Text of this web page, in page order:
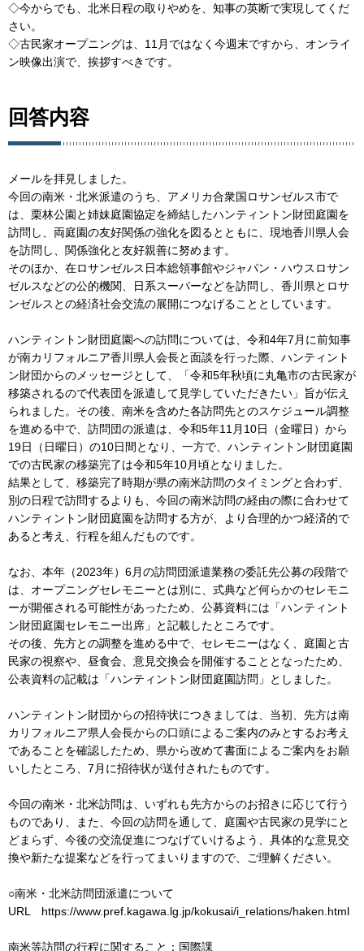
◇今からでも、北米日程の取りやめを、知事の英断で実現してくだ
さい。
◇古民家オープニングは、11月ではなく今週末ですから、オンライ
ン映像出演で、挨拶すべきです。
回答内容
メールを拝見しました。
今回の南米・北米派遣のうち、アメリカ合衆国ロサンゼルス市で
は、栗林公園と姉妹庭園協定を締結したハンティントン財団庭園を
訪問し、両庭園の友好関係の強化を図るとともに、現地香川県人会
を訪問し、関係強化と友好親善に努めます。
そのほか、在ロサンゼルス日本総領事館やジャパン・ハウスロサン
ゼルスなどの公的機関、日系スーパーなどを訪問し、香川県とロサ
ンゼルスとの経済社会交流の展開につなげることとしています。
ハンティントン財団庭園への訪問については、令和4年7月に前知事
が南カリフォルニア香川県人会長と面談を行った際、ハンティント
ン財団からのメッセージとして、「令和5年秋頃に丸亀市の古民家が
移築されるので代表団を派遣して見学していただきたい」旨が伝え
られました。その後、南米を含めた各訪問先とのスケジュール調整
を進める中で、訪問団の派遣は、令和5年11月10日（金曜日）から
19日（日曜日）の10日間となり、一方で、ハンティントン財団庭園
での古民家の移築完了は令和5年10月頃となりました。
結果として、移築完了時期が県の南米訪問のタイミングと合わず、
別の日程で訪問するよりも、今回の南米訪問の経由の際に合わせて
ハンティントン財団庭園を訪問する方が、より合理的かつ経済的で
あると考え、行程を組んだものです。
なお、本年（2023年）6月の訪問団派遣業務の委託先公募の段階で
は、オープニングセレモニーとは別に、式典など何らかのセレモニ
ーが開催される可能性があったため、公募資料には「ハンティント
ン財団庭園セレモニー出席」と記載したところです。
その後、先方との調整を進める中で、セレモニーはなく、庭園と古
民家の視察や、昼食会、意見交換会を開催することとなったため、
公表資料の記載は「ハンティントン財団庭園訪問」としました。
ハンティントン財団からの招待状につきましては、当初、先方は南
カリフォルニア県人会長からの口頭によるご案内のみとするお考え
であることを確認したため、県から改めて書面によるご案内をお願
いしたところ、7月に招待状が送付されたものです。
今回の南米・北米訪問は、いずれも先方からのお招きに応じて行う
ものであり、また、今回の訪問を通して、庭園や古民家の見学にと
どまらず、今後の交流促進につなげていけるよう、具体的な意見交
換や新たな提案などを行ってまいりますので、ご理解ください。
○南米・北米訪問団派遣について
URL https://www.pref.kagawa.lg.jp/kokusai/i_relations/haken.html
南米等訪問の行程に関すること：国際課